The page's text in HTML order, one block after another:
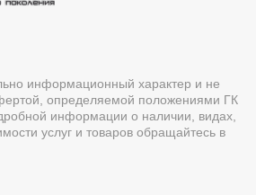
информационный характер и не
определяемой положениями ГК
информации о наличии, видах,
услуг и товаров обращайтесь в